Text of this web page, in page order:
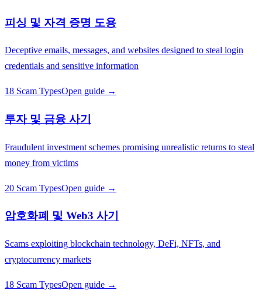
피싱 및 자격 증명 도용
Deceptive emails, messages, and websites designed to steal login
credentials and sensitive information
18 Scam TypesOpen guide →
투자 및 금융 사기
Fraudulent investment schemes promising unrealistic returns to steal
money from victims
20 Scam TypesOpen guide →
암호화폐 및 Web3 사기
Scams exploiting blockchain technology, DeFi, NFTs, and
cryptocurrency markets
18 Scam TypesOpen guide →